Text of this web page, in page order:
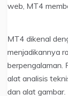
web, MT4
MT4 dikenal
menjadikannya
berpengalaman.
alat analisis
dan alat